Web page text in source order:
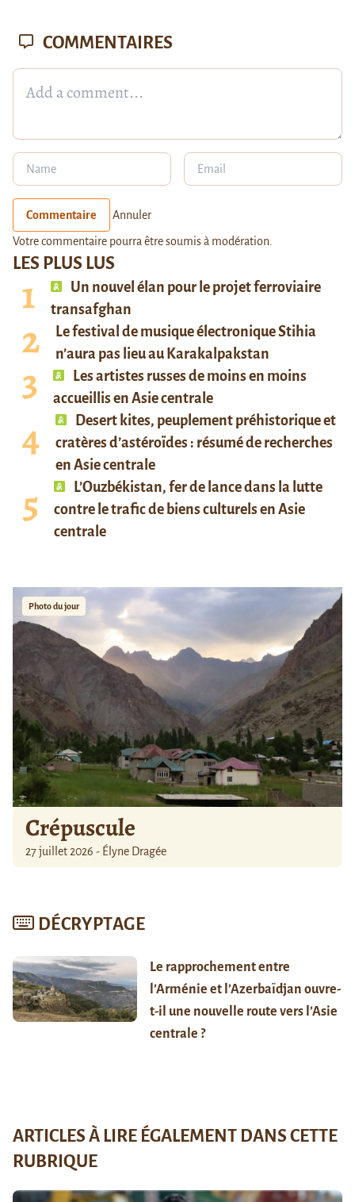
LES PLUS LUS
Un nouvel élan pour le projet ferroviaire
transafghan
Le festival de musique électronique Stihia
n’aura pas lieu au Karakalpakstan
Les artistes russes de moins en moins
accueillis en Asie centrale
Desert kites, peuplement préhistorique et
cratères d’astéroïdes : résumé de recherches
en Asie centrale
L’Ouzbékistan, fer de lance dans la lutte
contre le trafic de biens culturels en Asie
centrale
Photo du jour
Crépuscule
27 juillet 2026 - Élyne Dragée
DÉCRYPTAGE
Le rapprochement entre
l’Arménie et l’Azerbaïdjan ouvre-
t-il une nouvelle route vers l’Asie
centrale ?
COMMENTAIRES
Commentaire Annuler
Votre commentaire pourra être soumis à modération.
ARTICLES À LIRE ÉGALEMENT DANS CETTE
RUBRIQUE